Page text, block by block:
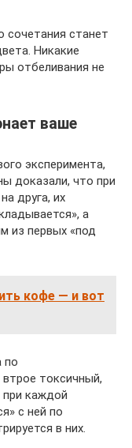
сочетания станет
Никакие
отбеливания не
ваше
эксперимента,
доказали, что при
друга, их
а
из первых «под
кофе — и вот
по
токсичный,
при каждой
с ней по
в них.